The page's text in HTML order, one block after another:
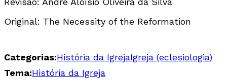
Original: The Necessity of the Reformation
Categorias:História da IgrejaIgreja (eclesiologia)
Tema:História da Igreja